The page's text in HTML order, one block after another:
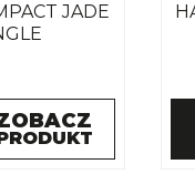
JADE